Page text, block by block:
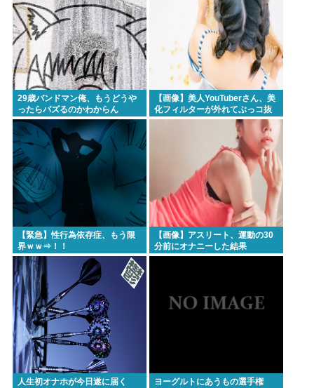
29歳バンドマン俺、もうどうや
ったらバズるのかわからん
【画像】美人YouTuberさん、美
化フィルターが外れてぶっコ抜
けwww
【緊急】性行為依存症、もう限
界ｗｗ⇒！！
【画像】アスリート、運動の30
分前にオナニーした結果
→！！！
人生初オナホが今日遂に届く ヨーグルトにあうもの選手権